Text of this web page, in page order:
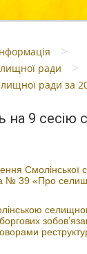
>
ради >
ради за
на 9 сесію
Смолінської
№ 39 «Про